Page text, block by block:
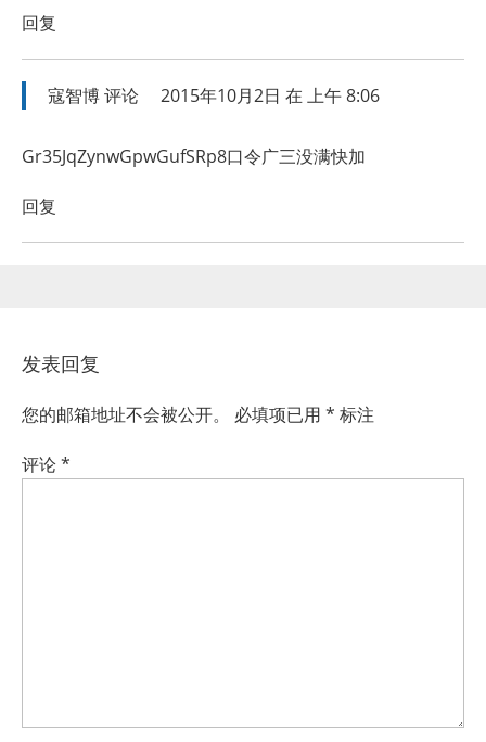
回复
寇智博评论 2015年10月2日 在 上午 8:06
Gr35JqZynwGpwGufSRp8口令广三没满快加
回复
发表回复
您的邮箱地址不会被公开。 必填项已用 * 标注
评论*